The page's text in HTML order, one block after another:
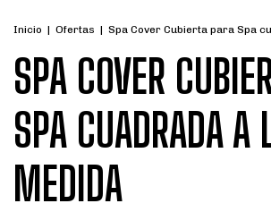
Inicio | Ofertas | Spa Cover Cubierta para Spa
SPA COVER
SPA CUADRADA A
MEDIDA